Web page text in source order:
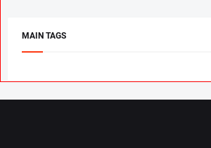
MAIN TAGS